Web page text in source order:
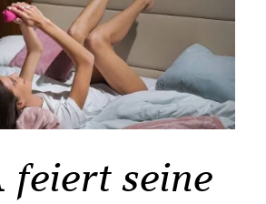
feiert seine